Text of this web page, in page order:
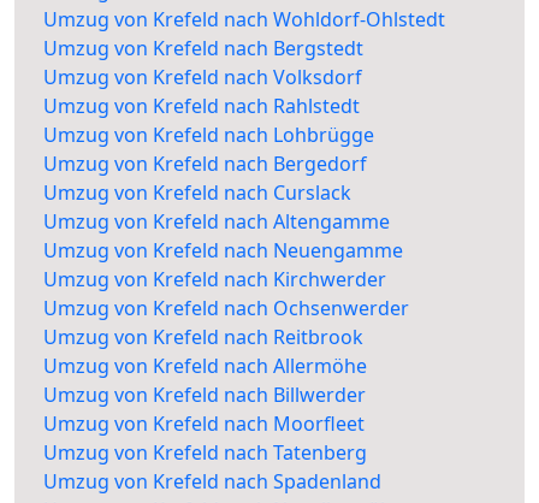
Umzug von Krefeld nach Wohldorf-Ohlstedt
Umzug von Krefeld nach Bergstedt
Umzug von Krefeld nach Volksdorf
Umzug von Krefeld nach Rahlstedt
Umzug von Krefeld nach Lohbrügge
Umzug von Krefeld nach Bergedorf
Umzug von Krefeld nach Curslack
Umzug von Krefeld nach Altengamme
Umzug von Krefeld nach Neuengamme
Umzug von Krefeld nach Kirchwerder
Umzug von Krefeld nach Ochsenwerder
Umzug von Krefeld nach Reitbrook
Umzug von Krefeld nach Allermöhe
Umzug von Krefeld nach Billwerder
Umzug von Krefeld nach Moorfleet
Umzug von Krefeld nach Tatenberg
Umzug von Krefeld nach Spadenland